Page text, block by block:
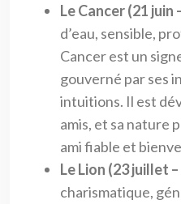
Le Cancer (21 juin
d’eau, sensible,
Cancer est un
gouverné par ses
intuitions. Il est
amis, et sa nature
ami fiable et
Le Lion (23 juillet
charismatique,